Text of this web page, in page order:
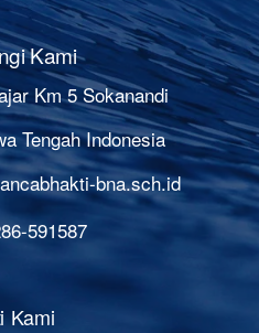
Kami
Km 5 Sokanandi
Tengah Indonesia
bna.sch.id
591587
Kami